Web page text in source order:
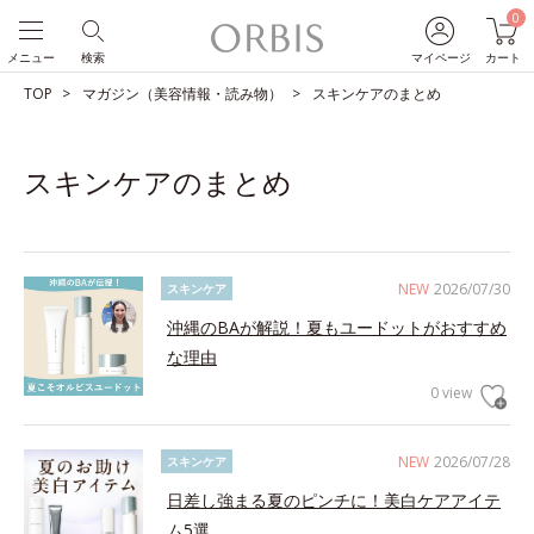
マイページ
0
カート
検索
メニュー
TOP マガジン（美容情報・読み物） スキンケアのまとめ
スキンケアのまとめ
NEW 2026/07/30
スキンケア
沖縄のBAが解説！夏もユードットがおすすめ
な理由
0 view
NEW 2026/07/28
スキンケア
日差し強まる夏のピンチに！美白ケアアイテ